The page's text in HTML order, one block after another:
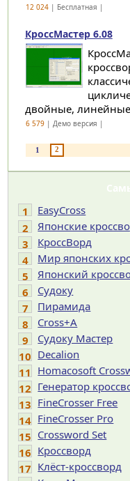
12 024| Бесплатная |
КроссМастер 6.08
двойные,
6 579| Демо версия |
1 2
1
EasyCross
2
Японские
3
КроссВорд
4
Мир японских
5
Японский
6
Судоку
7
Пирамида
8
Cross+A
9
Судоку Мастер
10 Decalion
11 Homacosoft
12 Генератор
13 FineCrosser Free
14 FineCrosser Pro
15 Crossword Set
16 Кроссворд
17 Клёст-кроссворд